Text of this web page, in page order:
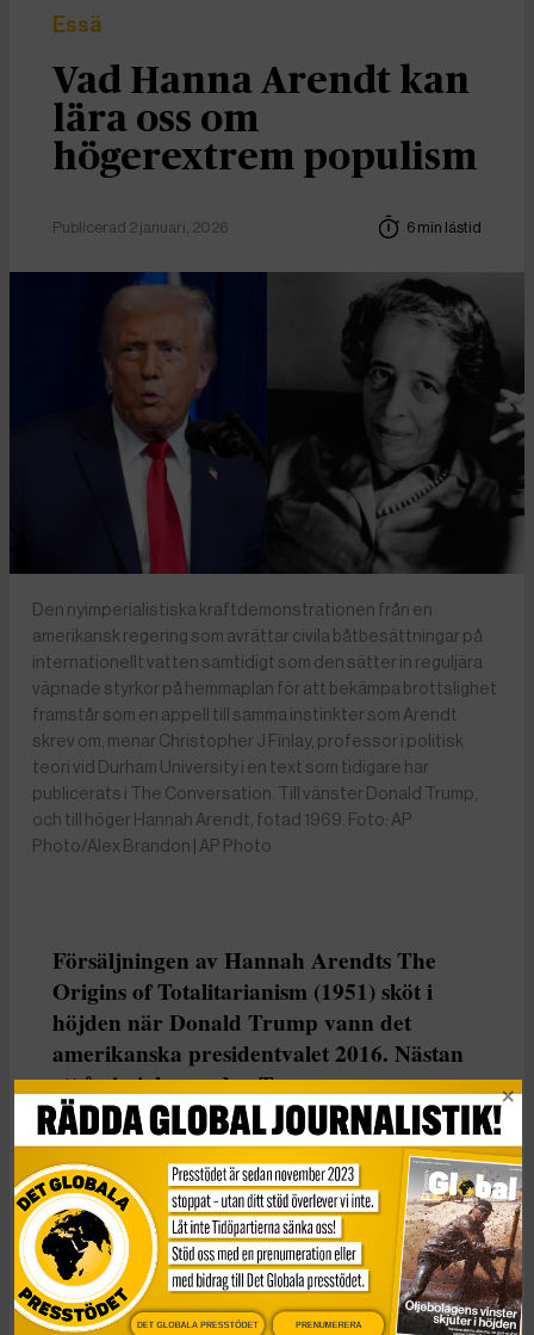
Essä
Vad Hanna Arendt kan
lära oss om
högerextrem populism
Publicerad 2 januari, 2026 6 min lästid
Den nyimperialistiska kraftdemonstrationen från en
amerikansk regering som avrättar civila båtbesättningar på
internationellt vatten samtidigt som den sätter in reguljära
väpnade styrkor på hemmaplan för att bekämpa brottslighet
framstår som en appell till samma instinkter som Arendt
skrev om, menar Christopher J Finlay, professor i politisk
teori vid Durham University i en text som tidigare har
publicerats i The Conversation. Till vänster Donald Trump,
och till höger Hannah Arendt, fotad 1969. Foto: AP
Photo/Alex Brandon | AP Photo
Försäljningen av Hannah Arendts The
Origins of Totalitarianism (1951) sköt i
höjden när Donald Trump vann det
amerikanska presidentvalet 2016. Nästan
ett år in i den andra Trump-
administrationen – och 50 år efter Arendts
död i december 1975 – verkar det här
vara ett lämpligt tillfälle att återvända till
boken och se vilket ljus den kastar över
2025. Det skriver Christopher J Finlay,
professor i politisk teori vid Durham
University.
DET GLOBALA PRESSTÖDET PRENUMERERA